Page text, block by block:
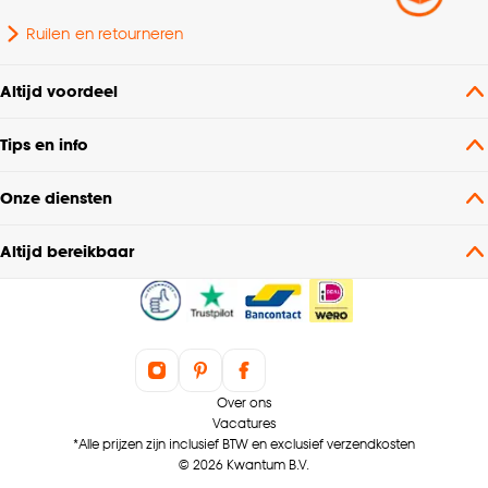
Goed om te weten is dat je deze keuze altijd nog
cookieverklaring
Ruilen en retourneren
Altijd voordeel
Tips en info
Onze diensten
Altijd bereikbaar
Over ons
Vacatures
*Alle prijzen zijn inclusief BTW en exclusief verzendkosten
© 2026 Kwantum B.V.